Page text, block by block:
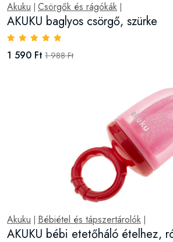
Akuku Csörgők és rágókák
AKUKU baglyos csörgő, szürke
1 590 Ft 1 988 Ft
Akuku Bébiétel és tápszertárolók
AKUKU bébi etetőháló ételhez,